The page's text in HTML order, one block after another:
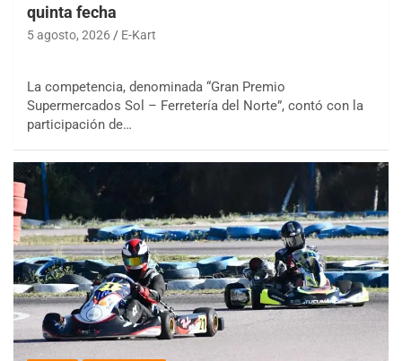
quinta fecha
5 agosto, 2026 E-Kart
La competencia, denominada “Gran Premio
Supermercados Sol – Ferretería del Norte”, contó con la
participación de…